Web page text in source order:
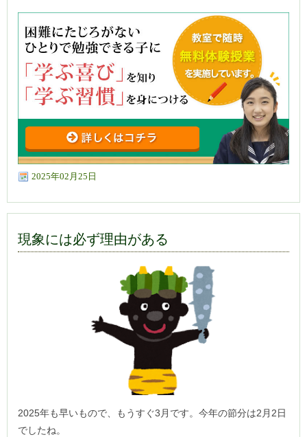
2025年02月25日
現象には必ず理由がある
2025年も早いもので、もうすぐ3月です。今年の節分は2月2日
でしたね。